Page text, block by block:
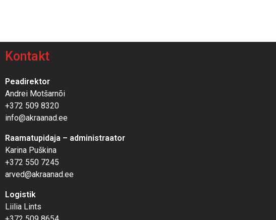
Kontakt
Peadirektor
Andrei Motšarnõi
+372 509 8320
info@akraanad.ee
Raamatupidaja – administraator
Karina Puškina
+372 550 7245
arved@akraanad.ee
Logistik
Liilia Lints